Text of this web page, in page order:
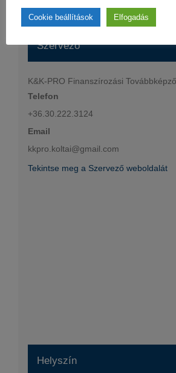
Szervező
K&K-PRO Finanszírozási
Telefon
+36.30.222.3124
Email
kkpro.koltai@gmail.com
Tekintse meg a Szervező weboldalát
Helyszín
Cookie beállítások Elfogadás